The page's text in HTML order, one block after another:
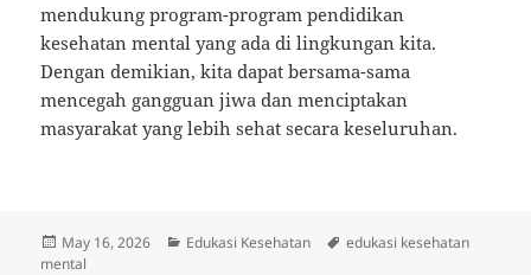
mendukung program-program pendidikan
kesehatan mental yang ada di lingkungan kita.
Dengan demikian, kita dapat bersama-sama
mencegah gangguan jiwa dan menciptakan
masyarakat yang lebih sehat secara keseluruhan.
Posted
on
May 16, 2026 Categories
Edukasi Kesehatan Tags
edukasi kesehatan
mental